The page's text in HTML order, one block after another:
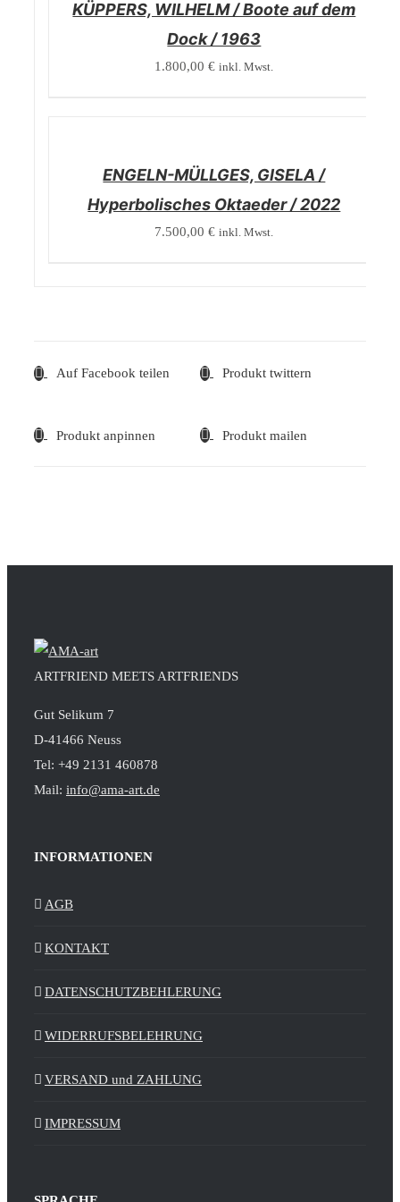
KÜPPERS, WILHELM / Boote auf dem
Dock / 1963
1.800,00€ inkl. Mwst.
ENGELN-MÜLLGES, GISELA /
Hyperbolisches Oktaeder / 2022
7.500,00€ inkl. Mwst.
Auf Facebook teilen Produkt twittern
Produkt anpinnen Produkt mailen
ARTFRIEND MEETS ARTFRIENDS
Gut Selikum 7
D-41466 Neuss
Tel: +49 2131 460878
Mail: info@ama-art.de
INFORMATIONEN
AGB
KONTAKT
DATENSCHUTZBEHLERUNG
WIDERRUFSBELEHRUNG
VERSAND und ZAHLUNG
IMPRESSUM